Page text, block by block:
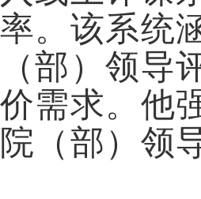
。该系统
部）领导
需求。 他
（部）领